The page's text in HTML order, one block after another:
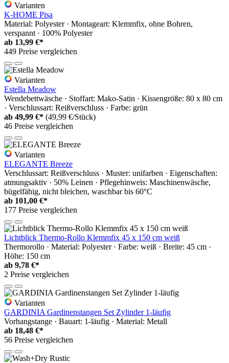
Varianten
K-HOME Pisa
Material: Polyester · Montageart: Klemmfix, ohne Bohren,
verspannt · 100% Polyester
ab 13,99 €*
449 Preise vergleichen
Varianten
Estella Meadow
Wendebettwäsche · Stoffart: Mako-Satin · Kissengröße: 80 x 80 cm
· Verschlussart: Reißverschluss · Farbe: grün
ab 49,99 €* (49,99 €/Stück)
46 Preise vergleichen
Varianten
ELEGANTE Breeze
Verschlussart: Reißverschluss · Muster: unifarben · Eigenschaften:
atmungsaktiv · 50% Leinen · Pflegehinweis: Maschinenwäsche,
bügelfähig, nicht bleichen, waschbar bis 60°C
ab 101,00 €*
177 Preise vergleichen
Lichtblick Thermo-Rollo Klemmfix 45 x 150 cm weiß
Thermorollo · Material: Polyester · Farbe: weiß · Breite: 45 cm ·
Höhe: 150 cm
ab 9,78 €*
2 Preise vergleichen
Varianten
GARDINIA Gardinenstangen Set Zylinder 1-läufig
Vorhangstange · Bauart: 1-läufig · Material: Metall
ab 18,48 €*
56 Preise vergleichen